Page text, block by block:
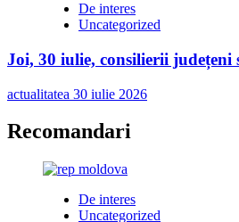
De interes
Uncategorized
Joi, 30 iulie, consilierii județeni
actualitatea 30 iulie 2026
Recomandari
De interes
Uncategorized